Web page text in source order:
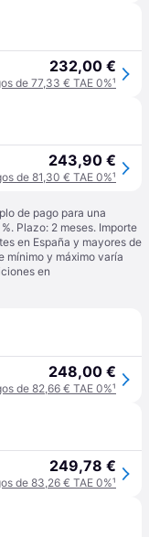
232,00 €
de 77,33 € TAE 0%¹
243,90 €
de 81,30 € TAE 0%¹
de pago para una
Plazo: 2 meses. Importe
en España y mayores de
mínimo y máximo varía
en
248,00 €
de 82,66 € TAE 0%¹
249,78 €
de 83,26 € TAE 0%¹